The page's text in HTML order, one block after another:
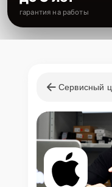
гарантия на работы
Сервисный